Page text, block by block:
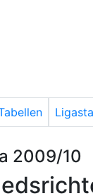
2009/10